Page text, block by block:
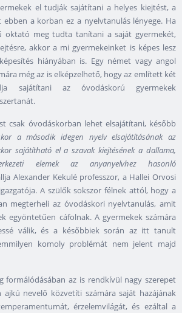
el tudják sajátítani a helyes kiejtést, a
a korban ez a nyelvtanulás lényege. Ha
oktató meg tudta tanítani a saját gyermekét,
akkor a mi gyermekeinket is képes lesz
hiányában is. Egy német vagy angol
még az is elképzelhető, hogy az említett két
az óvodáskorú gyermekek
csak óvodáskorban lehet elsajátítani, később
a második idegen nyelv elsajátításának az
sajátítható el a szavak kiejtésének a dallama,
elemek az anyanyelvhez hasonló
Alexander Kekulé professzor, a Hallei Orvosi
A szülők sokszor félnek attól, hogy a
megterheli az óvodáskori nyelvtanulás, amit
egyöntetűen cáfolnak. A gyermekek számára
válik, és a későbbiek során az itt tanult
komoly problémát nem jelent majd
formálódásában az is rendkívül nagy szerepet
ajkú nevelő közvetíti számára saját hazájának
érzelemvilágát, és ezáltal a